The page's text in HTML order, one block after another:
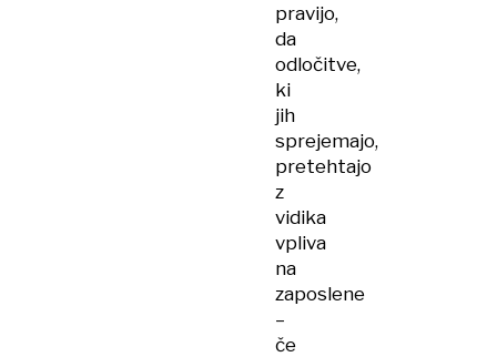
pravijo,
da
odločitve,
ki
jih
sprejemajo,
pretehtajo
z
vidika
vpliva
na
zaposlene
–
če